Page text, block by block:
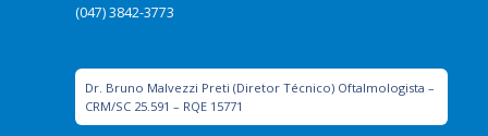
(047) 3842-3773
Dr. Bruno Malvezzi Preti (Diretor Técnico) Oftalmologista –
CRM/SC 25.591 – RQE 15771